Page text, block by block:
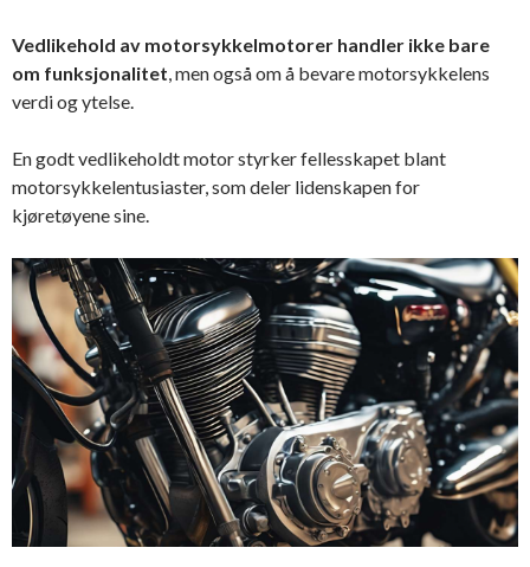
Vedlikehold av motorsykkelmotorer handler ikke bare
om funksjonalitet , men også om å bevare motorsykkelens
verdi og ytelse.
En godt vedlikeholdt motor styrker fellesskapet blant
motorsykkelentusiaster, som deler lidenskapen for
kjøretøyene sine.